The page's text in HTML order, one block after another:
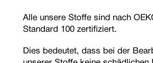
Alle unsere Stoffe sind nach
Standard 100 zertifiziert.
Dies bedeutet, dass bei der